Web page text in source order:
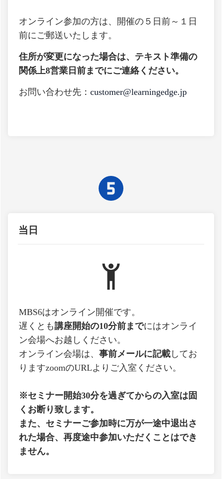
オンライン参加の方は、開催の５日前～１日
前にご郵送いたします。
住所が変更になった場合は、テキスト準備の
関係上8営業日前までにご連絡ください。
お問い合わせ先： customer@learningedge.jp
当日
MBS6はオンライン開催です。
遅くとも講座開始の10分前までにはオンライ
ン会場へお越しください。
オンライン会場は、 事前メールに記載 してお
りますzoomのURLよりご入室ください。
※セミナー開始30分を過ぎてからの入室は固
くお断り致します。
また、セミナーご参加時に万が一途中退出さ
れた場合、再度途中参加いただくことはでき
ません。